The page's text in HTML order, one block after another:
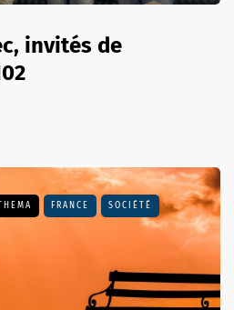
invités de
FRANCE SOCIÉTÉ